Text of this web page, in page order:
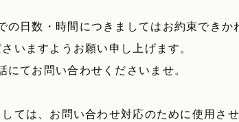
の日数・時間につきましてはお約束できか
いますようお願い申し上げます。
にてお問い合わせくださいませ。
ては、お問い合わせ対応のために使用さ